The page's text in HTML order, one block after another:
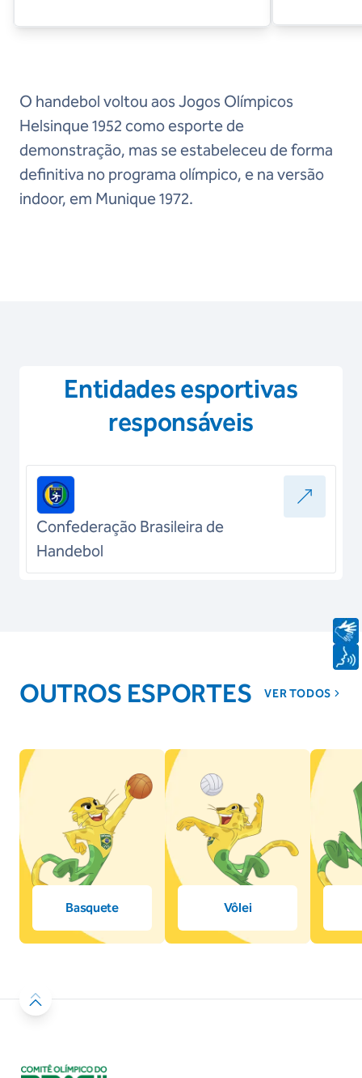
O handebol voltou aos Jogos Olímpicos
Helsinque 1952 como esporte de
demonstração, mas se estabeleceu de forma
definitiva no programa olímpico, e na versão
indoor, em Munique 1972.
Entidades esportivas
responsáveis
Confederação Brasileira de
Handebol
OUTROS ESPORTES VER TODOS
Basquete Vôlei